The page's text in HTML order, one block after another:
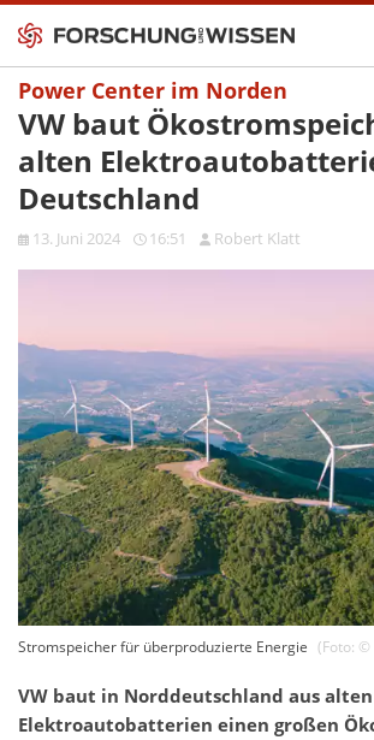
Power Center im Norden
VW baut
alten
Deutschland
13. Juni 2024 16:51 Robert Klatt
Stromspeicher für überproduzierte Energie (Foto: ©
VW baut in Norddeutschland aus alten
Elektroautobatterien einen großen